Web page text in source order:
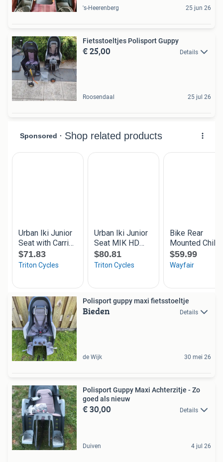
's-Heerenberg 25 jun 26
Fietsstoeltjes Polisport Guppy
€ 25,00 Details
Roosendaal 25 jul 26
Polisport guppy maxi fietsstoeltje
Bieden Details
de Wijk 30 mei 26
Polisport Guppy Maxi Achterzitje - Zo
goed als nieuw
€ 30,00 Details
Duiven 4 jul 26